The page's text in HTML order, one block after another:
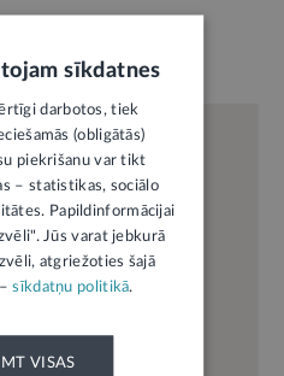
sīkdatnes
darbotos, tiek
(obligātās)
piekrišanu var tikt
– statistikas, sociālo
Papildinformācijai
Jūs varat jebkurā
atgriežoties šajā
–sīkdatņu politikā.
VISAS